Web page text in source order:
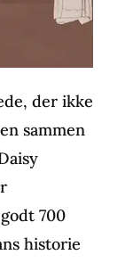
der ikke
sammen
700
historie